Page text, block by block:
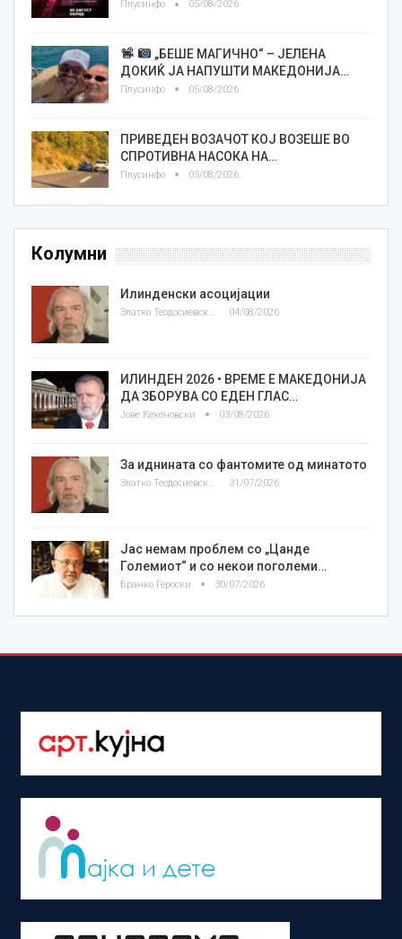
Плусинфо 05/08/2026
„БЕШЕ МАГИЧНО“ – ЈЕЛЕНА
ДОКИЌ ЈА НАПУШТИ МАКЕДОНИЈА…
Плусинфо 05/08/2026
ПРИВЕДЕН ВОЗАЧОТ КОЈ ВОЗЕШЕ ВО
СПРОТИВНА НАСОКА НА…
Плусинфо 05/08/2026
Колумни
Илинденски асоцијации
Златко Теодосиевски 04/08/2026
ИЛИНДЕН 2026 • ВРЕМЕ Е МАКЕДОНИЈА
ДА ЗБОРУВА СО ЕДЕН ГЛАС…
Јове Кекеновски 03/08/2026
За иднината со фантомите од минатото
31/07/2026
Јас немам проблем со „Цанде
Големиот“ и со некои поголеми…
Бранко Героски 30/07/2026